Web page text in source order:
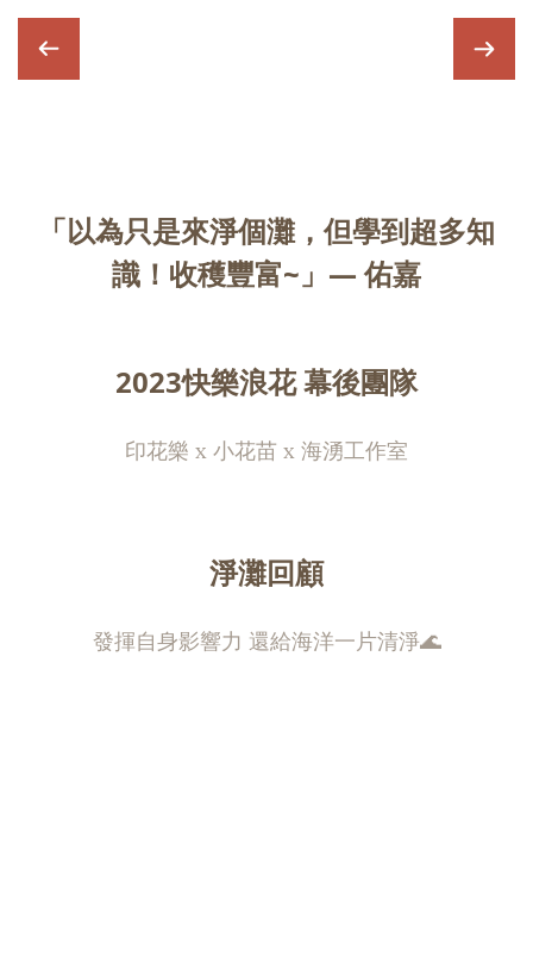
「以為只是來淨個灘，但學到超多知
識！收穫豐富~」— 佑嘉
2023快樂浪花 幕後團隊
印花樂 x 小花苗 x 海湧工作室
淨灘回顧
發揮自身影響力 還給海洋一片清淨🌊